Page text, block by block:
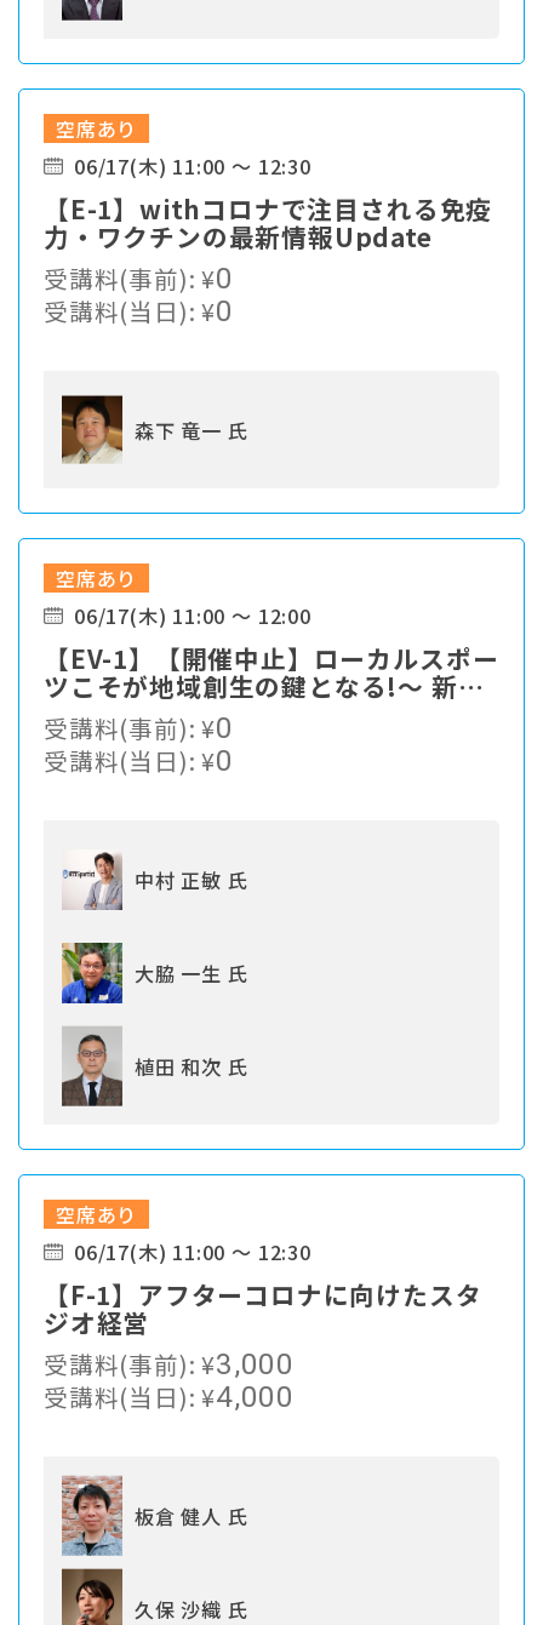
空席あり
06/17(木) 11:00 ～ 12:30
【E-1】withコロナで注目される免疫
力・ワクチンの最新情報Update
受講料(事前):¥0
受講料(当日):¥0
森下 竜一 氏
空席あり
06/17(木) 11:00 ～ 12:00
【EV-1】【開催中止】ローカルスポー
ツこそが地域創生の鍵となる!〜 新た
なスポーツソリューションの提案
受講料(事前):¥0
受講料(当日):¥0
中村 正敏 氏
大脇 一生 氏
植田 和次 氏
空席あり
06/17(木) 11:00 ～ 12:30
【F-1】アフターコロナに向けたスタ
ジオ経営
受講料(事前):¥3,000
受講料(当日):¥4,000
板倉 健人 氏
久保 沙織 氏